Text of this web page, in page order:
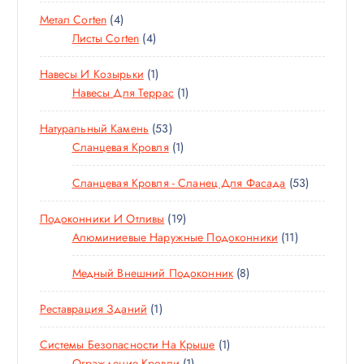
А
Р
А
Метал Corten 44
Т
О
В
А
Р
А
Листы Corten 44
Т
О
В
А
Р
А
Навесы И Козырьки 11
Т
О
В
А
Р
Навесы Для Террас 11
Т
А
Р
Натуральный Камень 535
3
Т
О
В
А
Р
А
Сланцевая Кровля 11
Т
О
В
А
Р
Сланцевая Кровля - Сланец Для Фасада 535
3
В
Р
Подоконники И Отливы 191
9
Т
О
В
Р
О
Алюминиевые Наружные Подоконники 111
1
О
А
Медный Внешний Подоконник 88
Т
В
Реставрация Зданий 11
Т
О
Системы Безопасности На Крыше 11